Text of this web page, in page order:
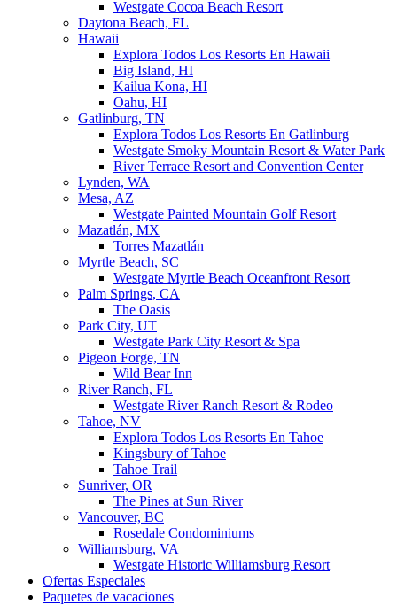
Westgate Cocoa Beach Resort
Daytona Beach, FL
Hawaii
Explora Todos Los Resorts En Hawaii
Big Island, HI
Kailua Kona, HI
Oahu, HI
Gatlinburg, TN
Explora Todos Los Resorts En Gatlinburg
Westgate Smoky Mountain Resort & Water Park
River Terrace Resort and Convention Center
Lynden, WA
Mesa, AZ
Westgate Painted Mountain Golf Resort
Mazatlán, MX
Torres Mazatlán
Myrtle Beach, SC
Westgate Myrtle Beach Oceanfront Resort
Palm Springs, CA
The Oasis
Park City, UT
Westgate Park City Resort & Spa
Pigeon Forge, TN
Wild Bear Inn
River Ranch, FL
Westgate River Ranch Resort & Rodeo
Tahoe, NV
Explora Todos Los Resorts En Tahoe
Kingsbury of Tahoe
Tahoe Trail
Sunriver, OR
The Pines at Sun River
Vancouver, BC
Rosedale Condominiums
Williamsburg, VA
Westgate Historic Williamsburg Resort
Ofertas Especiales
Paquetes de vacaciones